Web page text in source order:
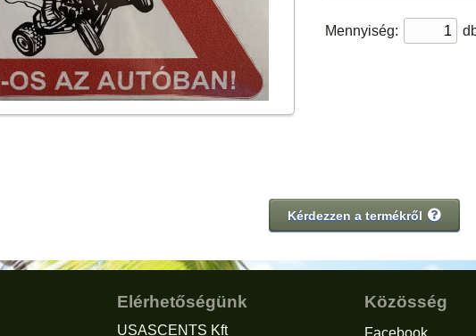
Mennyiség:
Kérdezzen a termékről
Elérhetőségünk
USASCENTS Kft
Közösség
Facebook